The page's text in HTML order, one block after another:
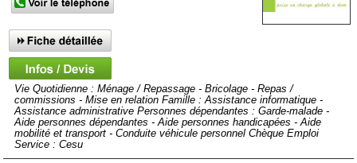
Vie Quotidienne : Ménage / Repassage - Bricolage - Repas /
commissions - Mise en relation Famille : Assistance informatique -
Assistance administrative Personnes dépendantes : Garde-malade -
Aide personnes dépendantes - Aide personnes handicapées - Aide
mobilité et transport - Conduite véhicule personnel Chèque Emploi
Service : Cesu